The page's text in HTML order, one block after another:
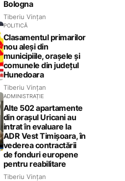
Bologna
Tiberiu Vințan
POLITICĂ
Clasamentul primarilor
nou aleși din
municipiile, orașele și
comunele din județul
Hunedoara
Tiberiu Vințan
ADMINISTRAȚIE
Alte 502 apartamente
din orașul Uricani au
intrat în evaluare la
ADR Vest Timișoara, în
vederea contractării
de fonduri europene
pentru reabilitare
Tiberiu Vințan